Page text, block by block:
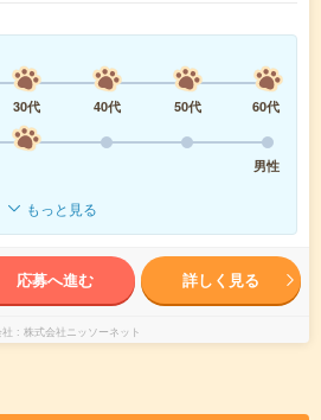
30代 40代 50代
60代
男性
もっと見る
応募へ進む 詳しく見る
株式会社ニッソーネット